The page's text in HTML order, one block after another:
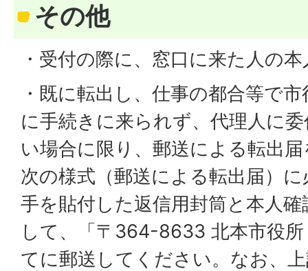
その他
・受付の際に、窓口に来た人の
・既に転出し、仕事の都合等で
に手続きに来られず、代理人に
い場合に限り、郵送による転出
次の様式（郵送による転出届）
手を貼付した返信用封筒と本人
して、「〒364-8633 北本市役
てに郵送してください。なお、